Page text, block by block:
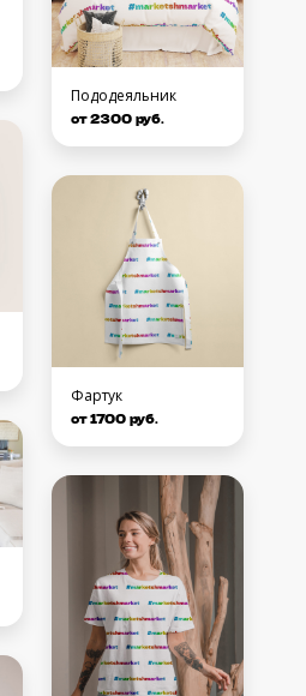
Пододеяльник
от 2300 руб.
Фартук
от 1700 руб.